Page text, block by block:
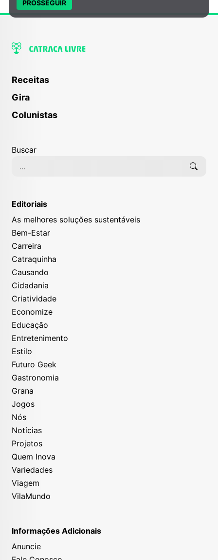
Receitas
Gira
Colunistas
Buscar
Editoriais
As melhores soluções sustentáveis
Bem-Estar
Carreira
Catraquinha
Causando
Cidadania
Criatividade
Economize
Educação
Entretenimento
Estilo
Futuro Geek
Gastronomia
Grana
Jogos
Nós
Notícias
Projetos
Quem Inova
Variedades
Viagem
VilaMundo
Informações Adicionais
Anuncie
PROSSEGUIR